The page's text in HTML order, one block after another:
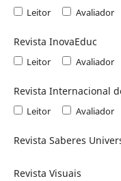
Leitor Avaliador
Revista InovaEduc
Leitor Avaliador
Revista Internacional
Leitor Avaliador
Revista Saberes
Revista Visuais